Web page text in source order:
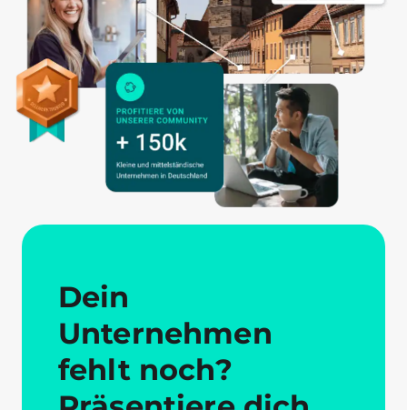
Dein
Unternehmen
fehlt noch?